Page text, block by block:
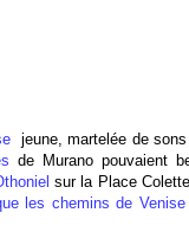
jeune, martelée de sons
de Murano pouvaient
sur la Place
les chemins de Venise